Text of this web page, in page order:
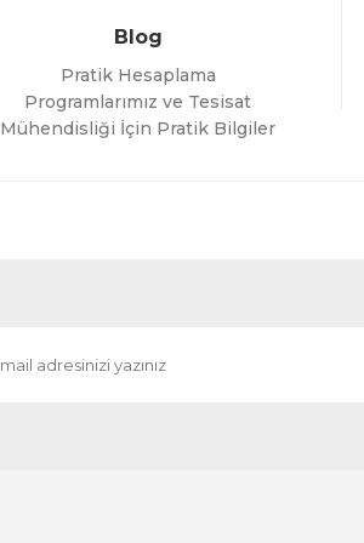
Blog
Pratik Hesaplama
Programlarımız ve Tesisat
Mühendisliği İçin Pratik Bilgiler